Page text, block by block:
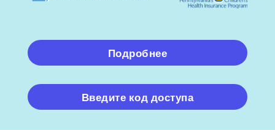
Подробнее
Введите код доступа